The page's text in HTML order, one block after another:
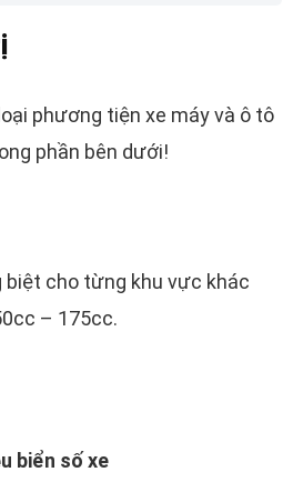
phương tiện xe máy và ô tô
phần bên dưới!
cho từng khu vực khác
– 175cc.
biển số xe